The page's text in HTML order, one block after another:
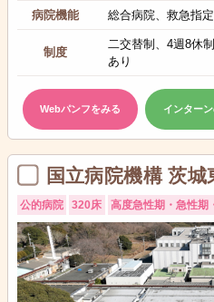
病院機能 総合病院、救急指
制度
二交替制、4週8休
あり
Webパンフをみる インター
国立病院機構 茨城
公的病院 320床 高度急性期・急性期